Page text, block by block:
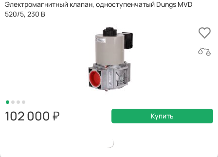
Электромагнитный клапан, одноступенчатый Dungs MVD
520/5, 230 В
102 000 Купить